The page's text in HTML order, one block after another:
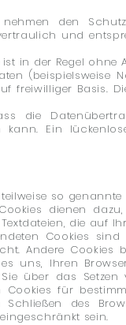
nehmen den
und
ist in der Regel
freiwilliger Basis.
die
kann. Ein
so
dienen
die auf
Cookies sind
Andere Cookies
uns, Ihren
über das
für
des
sein.